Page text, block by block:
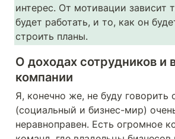
интерес. От мотивации зависит
будет работать, и то, как он
строить планы.
О доходах сотрудников и
компании
Я, конечно же, не буду говорить
(социальный и бизнес-мир)
неравноправен. Есть огромное